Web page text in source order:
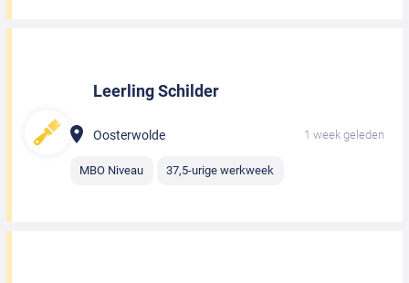
Leerling Schilder
Oosterwolde 1 week geleden
MBO Niveau 37,5-urige werkweek